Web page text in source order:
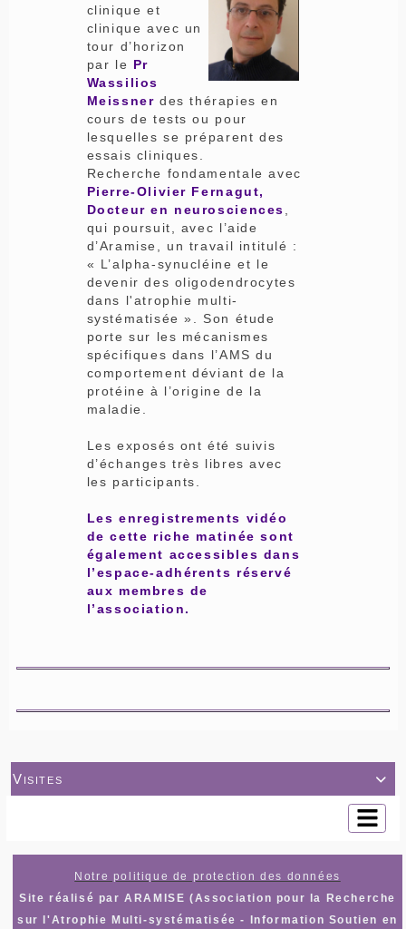
clinique et
clinique avec un
tour d’horizon
par le Pr
Wassilios
Meissner des thérapies en
cours de tests ou pour
lesquelles se préparent des
essais cliniques.
Recherche fondamentale avec
Pierre-Olivier Fernagut,
Docteur en neurosciences
qui poursuit, avec l’aide
d’Aramise, un travail intitulé :
« L’alpha-synucléine et le
devenir des oligodendrocytes
dans l'atrophie multi-
systématisée ». Son étude
porte sur les mécanismes
spécifiques dans l’AMS du
comportement déviant de la
protéine à l’origine de la
maladie.
Les exposés ont été suivis
d’échanges très libres avec
les participants.
Les enregistrements vidéo
de cette riche matinée sont
également accessibles dans
l’espace-adhérents réservé
aux membres de
l’association.

Visites
Notre politique de protection des données
Site réalisé par ARAMISE (Association pour la Recherche
sur l'Atrophie Multi-systématisée - Information Soutien en